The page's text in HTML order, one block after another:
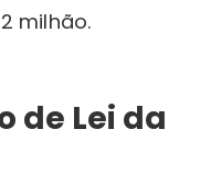
milhão.
de Lei da